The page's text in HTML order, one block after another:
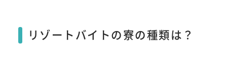
リゾートバイトの寮の種類は？